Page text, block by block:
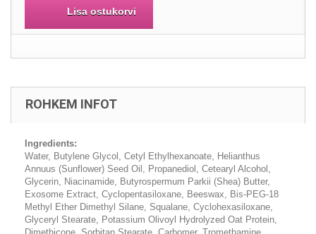
Lisa ostukorvi
ROHKEM INFOT
Ingredients:
Water, Butylene Glycol, Cetyl Ethylhexanoate, Helianthus
Annuus (Sunflower) Seed Oil, Propanediol, Cetearyl Alcohol,
Glycerin, Niacinamide, Butyrospermum Parkii (Shea) Butter,
Exosome Extract, Cyclopentasiloxane, Beeswax, Bis-PEG-18
Methyl Ether Dimethyl Silane, Squalane, Cyclohexasiloxane,
Glyceryl Stearate, Potassium Olivoyl Hydrolyzed Oat Protein,